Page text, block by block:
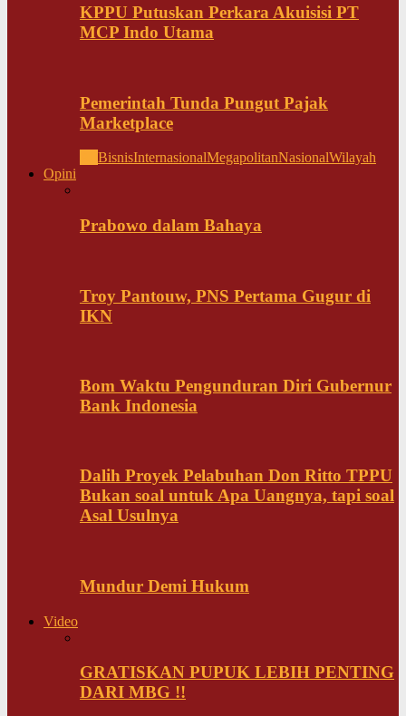
KPPU Putuskan Perkara Akuisisi PT
MCP Indo Utama
Pemerintah Tunda Pungut Pajak
Marketplace
BisnisInternasionalMegapolitanNasionalWilayah
Opini
Prabowo dalam Bahaya
Troy Pantouw, PNS Pertama Gugur di
IKN
Bom Waktu Pengunduran Diri Gubernur
Bank Indonesia
Dalih Proyek Pelabuhan Don Ritto TPPU
Bukan soal untuk Apa Uangnya, tapi soal
Asal Usulnya
Mundur Demi Hukum
Video
GRATISKAN PUPUK LEBIH PENTING
DARI MBG !!